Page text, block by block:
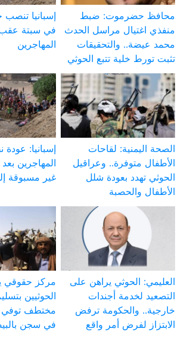
محافظ حضرموت: ضبط
منفذي اغتيال مراسل الحدث
محمد عيضة.. والتحقيقات
تثبت تورط خلية تتبع الحوثي
إسبانيا تنصب
في سبتة
المهاجرين
الصحة اليمنية: لقاحات
الأطفال متوفرة.. وعراقيل
الحوثي تهدد بعودة شلل
الأطفال والحصبة
إسبانيا:
المهاجرين
غير مسبوقة
العليمي: الحوثي يراهن على
التصعيد لخدمة أجندات
خارجية.. والحكومة ترفض
الابتزاز لفرض أمر واقع
مركز حقوقي
الحوثيين
مختطف توفي
في سجن